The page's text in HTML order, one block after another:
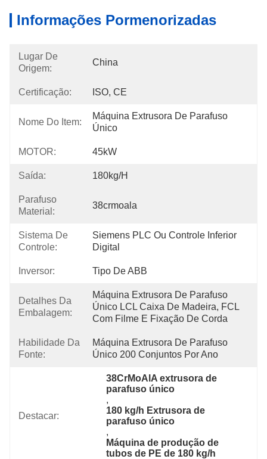
Informações Pormenorizadas
Lugar De
Origem:
China
Certificação: ISO, CE
Nome Do Item:
Máquina Extrusora De Parafuso
Único
MOTOR: 45kW
Saída: 180kg/h
Parafuso
Material:
38crmoala
Sistema De
Controle:
Siemens PLC Ou Controle Inferior
Digital
Inversor: Tipo De ABB
Detalhes Da
Embalagem:
Máquina Extrusora De Parafuso
Único LCL Caixa De Madeira, FCL
Com Filme E Fixação De Corda
Habilidade Da
Fonte:
Máquina Extrusora De Parafuso
Único 200 Conjuntos Por Ano
Destacar:
38CrMoAlA extrusora de
parafuso único
,
180 kg/h Extrusora de
parafuso único
,
Máquina de produção de
tubos de PE de 180 kg/h